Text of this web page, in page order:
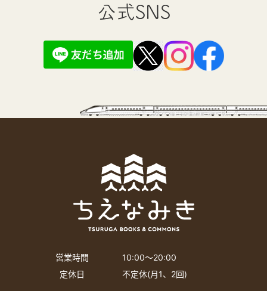
公式SNS
営業時間
10:00〜20:00
定休日
不定休(月1、2回)